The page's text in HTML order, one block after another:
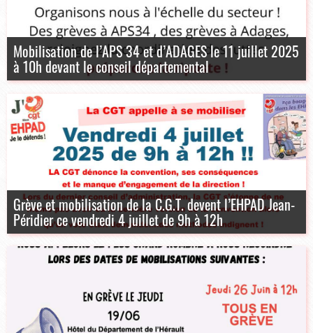
Mobilisation de l’APS 34 et d’ADAGES le 11 juillet 2025
à 10h devant le conseil départemental
Grève et mobilisation de la C.G.T. devent l’EHPAD Jean-
Péridier ce vendredi 4 juillet de 9h à 12h